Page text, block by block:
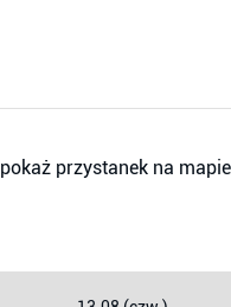
pokaż przystanek na mapie